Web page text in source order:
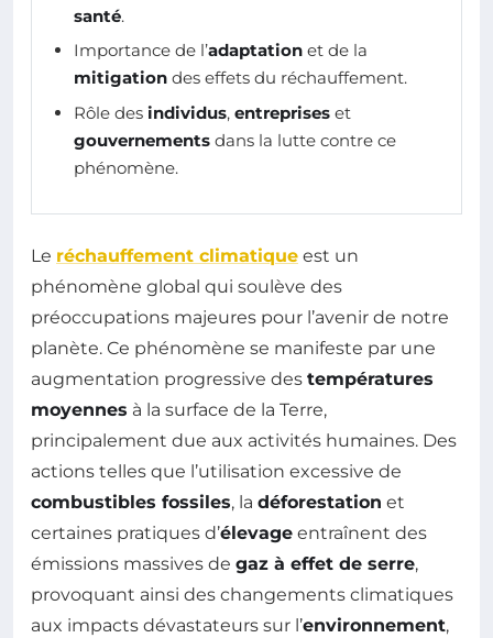
santé.
Importance de l’adaptation et de la
mitigation des effets du réchauffement.
Rôle des individus, entreprises et
gouvernements dans la lutte contre ce
phénomène.
Le réchauffement climatique est un
phénomène global qui soulève des
préoccupations majeures pour l’avenir de notre
planète. Ce phénomène se manifeste par une
augmentation progressive des températures
moyennes à la surface de la Terre,
principalement due aux activités humaines. Des
actions telles que l’utilisation excessive de
combustibles fossiles, la déforestation et
certaines pratiques d’élevage entraînent des
émissions massives de gaz à effet de serre,
provoquant ainsi des changements climatiques
aux impacts dévastateurs sur l’environnement,